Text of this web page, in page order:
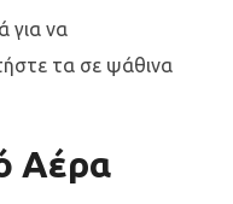
για να
τα σε ψάθινα
Αέρα